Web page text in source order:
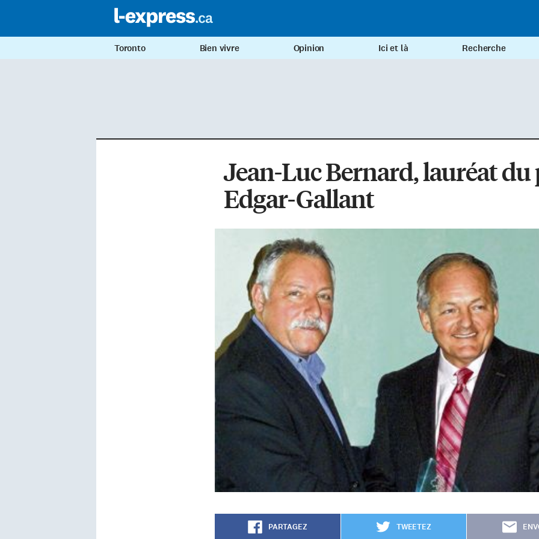
Toronto Bien vivre Opinion Ici et là Recherche
Jean-Luc Bernard, lauréat
Edgar-Gallant
PARTAGEZ TWEETEZ